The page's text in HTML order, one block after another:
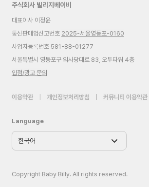
주식회사 빌리지베이비
대표이사 이정윤
통신판매업신고번호 2025-서울영등포-0160
사업자등록번호 581-88-01277
서울특별시 영등포구 의사당대로 83, 오투타워 4층
입점/광고 문의
이용약관 개인정보처리방침 커뮤니티 이용약관
Language
Copyright Baby Billy. All rights reserved.